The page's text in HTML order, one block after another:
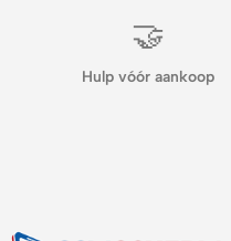
🤝
Hulp vóór aankoop